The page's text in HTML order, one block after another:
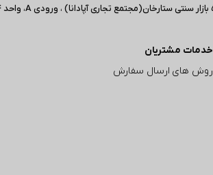
خدمات مشتریان
روش های ارسال سفارش